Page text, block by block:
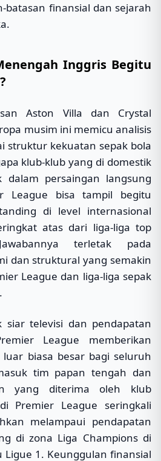
batasan finansial dan sejarah
Inggris Begitu
Aston Villa dan Crystal
musim ini memicu analisis
struktur kekuatan sepak bola
klub-klub yang di domestik
dalam persaingan langsung
League bisa tampil begitu
di level internasional
atas dari liga-liga top
terletak pada
dan struktural yang semakin
League dan liga-liga sepak
siar televisi dan pendapatan
League memberikan
biasa besar bagi seluruh
tim papan tengah dan
yang diterima oleh klub
Premier League seringkali
melampaui pendapatan
di zona Liga Champions di
Ligue 1. Keunggulan finansial